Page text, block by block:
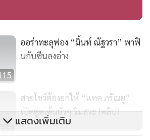
this post on Instagram
ออร่าทะลุฟอง “มิ้นท์ ณัฐวรา” พาฟิ
นกับซีนลงอ่าง
สายโชว์ต้องยกให้ “แทค ภรัณยู”
เปิดตูดเต้นยั่วๆ ริมสระ (คลิป)
แสดงเพิ่มเติม